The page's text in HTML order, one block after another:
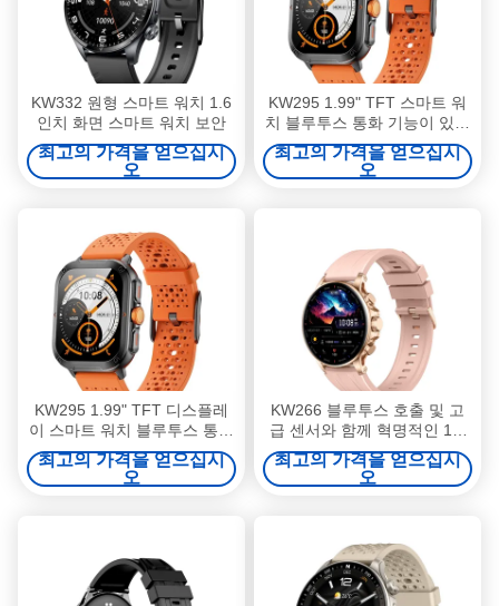
KW332 원형 스마트 워치 1.6
인치 화면 스마트 워치 보안
최고의 가격을 얻으십시
오
KW295 1.99" TFT 스마트 워
치 블루투스 통화 기능이 있는
경량 스포츠 워치
최고의 가격을 얻으십시
오
KW295 1.99" TFT 디스플레
이 스마트 워치 블루투스 통화
기능이 있는 가벼운 피트니스
추적기
최고의 가격을 얻으십시
오
KW266 블루투스 호출 및 고
급 센서와 함께 혁명적인 1.6
인치 둥근 AMOLED 스마트 워
치
최고의 가격을 얻으십시
오